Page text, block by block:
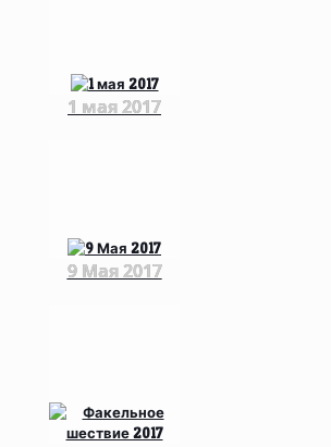
1 мая 2017
9 Мая 2017